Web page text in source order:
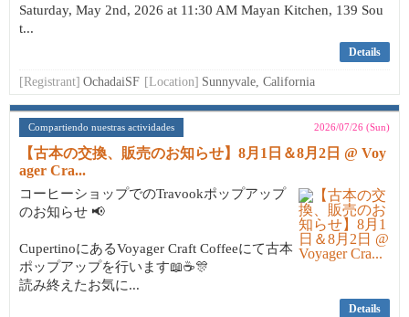
Saturday, May 2nd, 2026 at 11:30 AM Mayan Kitchen, 139 Sou
t...
Details
[Registrant] OchadaiSF [Location] Sunnyvale, California
Compartiendo nuestras actividades 2026/07/26 (Sun)
【古本の交換、販売のお知らせ】8月1日＆8月2日 @ Voy
ager Cra...
コーヒーショップでのTravookポップアップ
のお知らせ 📢
CupertinoにあるVoyager Craft Coffeeにて古本
ポップアップを行います📖☕🎊
読み終えたお気に...
Details